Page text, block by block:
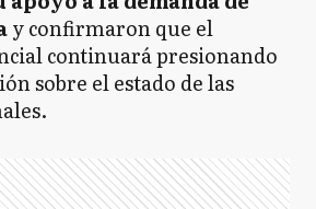
y confirmaron que el
continuará presionando
sobre el estado de las